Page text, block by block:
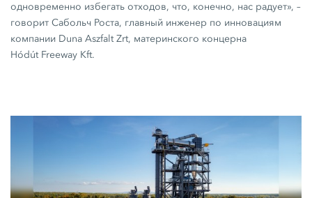
одновременно избегать отходов, что, конечно, нас радует», –
говорит Сабольч Роста, главный инженер по инновациям
компании Duna Aszfalt Zrt, материнского концерна
Hódút Freeway Kft.